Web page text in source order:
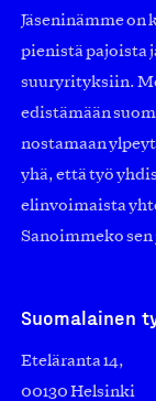
Jäseninämme
pienistä pajoista
suuryrityksiin.
edistämään
nostamaan
yhä, että työ
elinvoimaista
Sanoimmeko sen
Suomalainen
Eteläranta 14,
00130 Helsinki